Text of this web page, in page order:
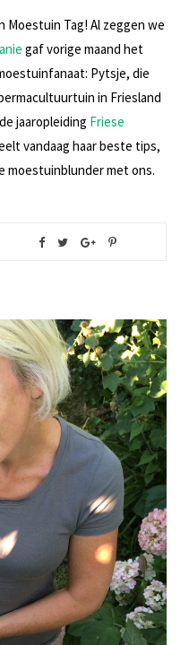
Moestuin Tag! Al zeggen we
gaf vorige maand het
Pytsje, die
in Friesland
jaaropleiding Friese
vandaag haar beste tips,
moestuinblunder met ons.